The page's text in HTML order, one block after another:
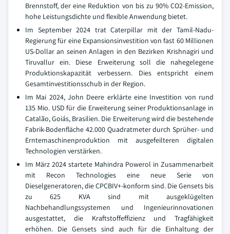
Brennstoff, der eine Reduktion von bis zu 90% CO2-Emission,
hohe Leistungsdichte und flexible Anwendung bietet.
Im September 2024 trat Caterpillar mit der Tamil-Nadu-
Regierung für eine Expansionsinvestition von fast 60 Millionen
US-Dollar an seinen Anlagen in den Bezirken Krishnagiri und
Tiruvallur ein. Diese Erweiterung soll die nahegelegene
Produktionskapazität verbessern. Dies entspricht einem
Gesamtinvestitionsschub in der Region.
Im Mai 2024, John Deere erklärte eine Investition von rund
135 Mio. USD für die Erweiterung seiner Produktionsanlage in
Catalão, Goiás, Brasilien. Die Erweiterung wird die bestehende
Fabrik-Bodenfläche 42.000 Quadratmeter durch Sprüher- und
Erntemaschinenproduktion mit ausgefeilteren digitalen
Technologien verstärken.
Im März 2024 startete Mahindra Powerol in Zusammenarbeit
mit Recon Technologies eine neue Serie von
Dieselgeneratoren, die CPCBIV+-konform sind. Die Gensets bis
zu 625 KVA sind mit ausgeklügelten
Nachbehandlungssystemen und Ingenieurinnovationen
ausgestattet, die Kraftstoffeffizienz und Tragfähigkeit
erhöhen. Die Gensets sind auch für die Einhaltung der